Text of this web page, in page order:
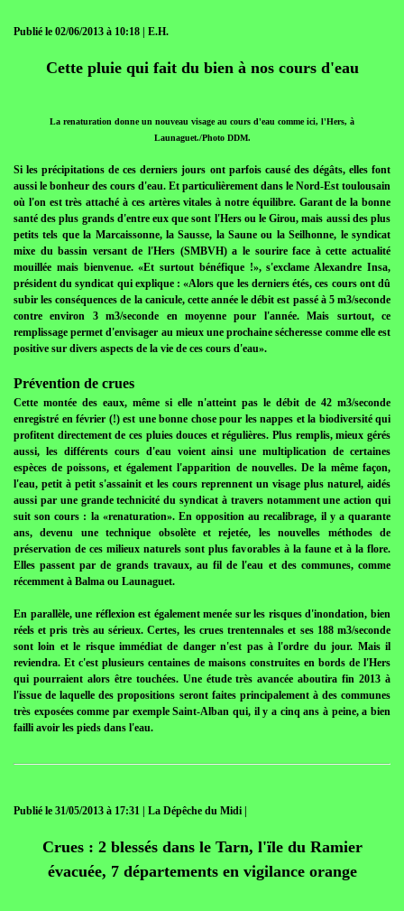
Publié le 02/06/2013 à 10:18 | E.H.
Cette pluie qui fait du bien à nos cours d'eau
La renaturation donne un nouveau visage au cours d'eau comme ici, l'Hers, à
Launaguet./Photo DDM.
Si les précipitations de ces derniers jours ont parfois causé des dégâts, elles font
aussi le bonheur des cours d'eau. Et particulièrement dans le Nord-Est toulousain
où l'on est très attaché à ces artères vitales à notre équilibre. Garant de la bonne
santé des plus grands d'entre eux que sont l'Hers ou le Girou, mais aussi des plus
petits tels que la Marcaissonne, la Sausse, la Saune ou la Seilhonne, le syndicat
mixe du bassin versant de l'Hers (SMBVH) a le sourire face à cette actualité
mouillée mais bienvenue. «Et surtout bénéfique !», s'exclame Alexandre Insa,
président du syndicat qui explique : «Alors que les derniers étés, ces cours ont dû
subir les conséquences de la canicule, cette année le débit est passé à 5 m3/seconde
contre environ 3 m3/seconde en moyenne pour l'année. Mais surtout, ce
remplissage permet d'envisager au mieux une prochaine sécheresse comme elle est
positive sur divers aspects de la vie de ces cours d'eau».
Prévention de crues
Cette montée des eaux, même si elle n'atteint pas le débit de 42 m3/seconde
enregistré en février (!) est une bonne chose pour les nappes et la biodiversité qui
profitent directement de ces pluies douces et régulières. Plus remplis, mieux gérés
aussi, les différents cours d'eau voient ainsi une multiplication de certaines
espèces de poissons, et également l'apparition de nouvelles. De la même façon,
l'eau, petit à petit s'assainit et les cours reprennent un visage plus naturel, aidés
aussi par une grande technicité du syndicat à travers notamment une action qui
suit son cours : la «renaturation». En opposition au recalibrage, il y a quarante
ans, devenu une technique obsolète et rejetée, les nouvelles méthodes de
préservation de ces milieux naturels sont plus favorables à la faune et à la flore.
Elles passent par de grands travaux, au fil de l'eau et des communes, comme
récemment à Balma ou Launaguet.
En parallèle, une réflexion est également menée sur les risques d'inondation, bien
réels et pris très au sérieux. Certes, les crues trentennales et ses 188 m3/seconde
sont loin et le risque immédiat de danger n'est pas à l'ordre du jour. Mais il
reviendra. Et c'est plusieurs centaines de maisons construites en bords de l'Hers
qui pourraient alors être touchées. Une étude très avancée aboutira fin 2013 à
l'issue de laquelle des propositions seront faites principalement à des communes
très exposées comme par exemple Saint-Alban qui, il y a cinq ans à peine, a bien
failli avoir les pieds dans l'eau.
Publié le 31/05/2013 à 17:31 | La Dépêche du Midi |
Crues : 2 blessés dans le Tarn, l'ïle du Ramier
évacuée, 7 départements en vigilance orange